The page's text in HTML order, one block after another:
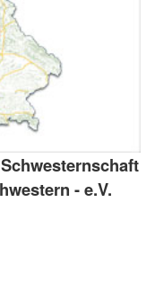
- e.V.